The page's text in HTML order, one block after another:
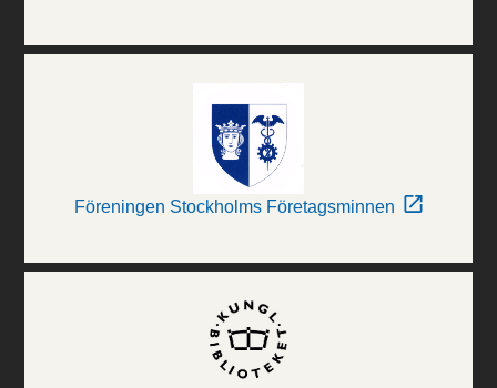
Föreningen Stockholms Företagsminnen